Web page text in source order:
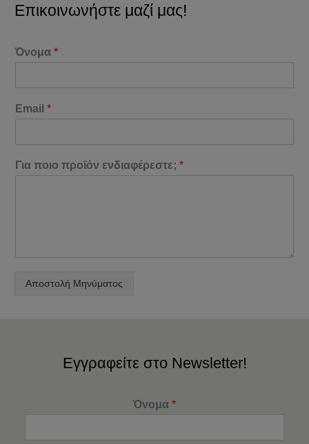
Επικοινωνήστε μαζί μας!
Όνομα*
Email*
Για ποιο προϊόν ενδιαφέρεστε;*
Αποστολή Μηνύματος
Εγγραφείτε στο Newsletter!
Όνομα *